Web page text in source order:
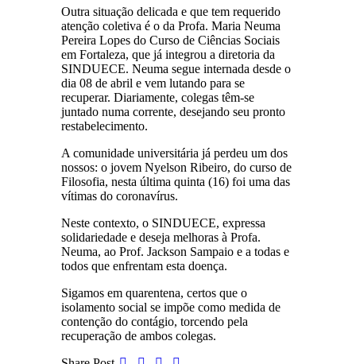
Outra situação delicada e que tem requerido
atenção coletiva é o da Profa. Maria Neuma
Pereira Lopes do Curso de Ciências Sociais
em Fortaleza, que já integrou a diretoria da
SINDUECE. Neuma segue internada desde o
dia 08 de abril e vem lutando para se
recuperar. Diariamente, colegas têm-se
juntado numa corrente, desejando seu pronto
restabelecimento.
A comunidade universitária já perdeu um dos
nossos: o jovem Nyelson Ribeiro, do curso de
Filosofia, nesta última quinta (16) foi uma das
vítimas do coronavírus.
Neste contexto, o SINDUECE, expressa
solidariedade e deseja melhoras à Profa.
Neuma, ao Prof. Jackson Sampaio e a todas e
todos que enfrentam esta doença.
Sigamos em quarentena, certos que o
isolamento social se impõe como medida de
contenção do contágio, torcendo pela
recuperação de ambos colegas.